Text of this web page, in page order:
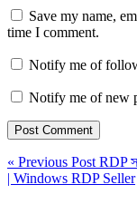
Save my name,
time I comment.
Notify me of
Notify me of new
« Previous Post RDP
| Windows RDP Seller